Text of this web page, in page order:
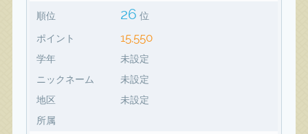
順位 26 位
ポイント 15,550
学年
未設定
ニックネーム
未設定
地区
未設定
所属